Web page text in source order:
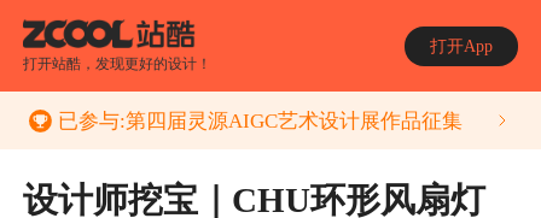
打开站酷，发现更好的设计！
打开App
已参与:第四届灵源AIGC艺术设计展作品征集
设计师挖宝｜CHU环形风扇灯